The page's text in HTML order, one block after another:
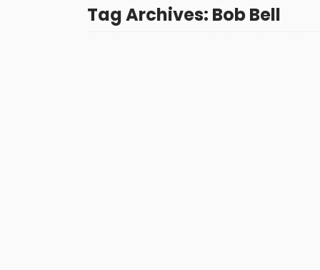
Tag Archives: Bob Bell